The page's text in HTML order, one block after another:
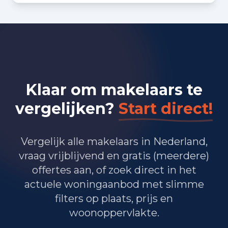
Bedrijvigheid in Utrecht (2025)
Zakelijke dienstverlening 17.065
Overheid, onderwijs en zorg 11.615
Landbouw, bosbouw en visserij 45
Vervoer, informatie en communicatie 6.690
Financiele diensten en onroerendgoed 1.850
Cultuur, recreatie en overige diensten
Klaar om makelaars te
vergelijken? Start direct!
Vergelijk alle makelaars in Nederland,
vraag vrijblijvend en gratis (meerdere)
offertes aan, of zoek direct in het
actuele woningaanbod met slimme
filters op plaats, prijs en
woonoppervlakte.